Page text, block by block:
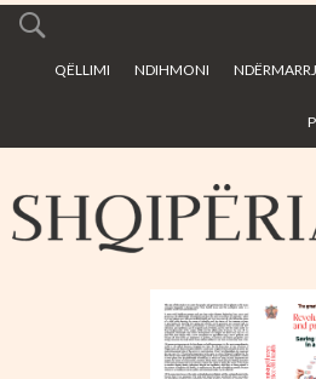
main
QËLLIMI NDIHMONI